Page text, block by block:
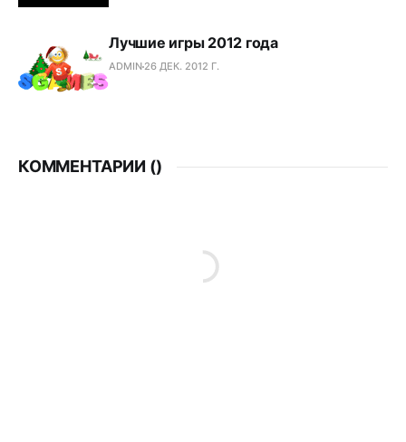
Лучшие игры 2012 года
ADMIN 26 ДЕК. 2012 Г.
КОММЕНТАРИИ ()